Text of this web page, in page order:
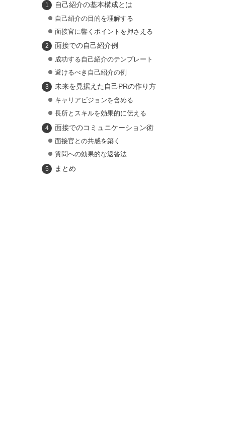
自己紹介の基本構成とは
自己紹介の目的を理解する
面接官に響くポイントを押さえる
面接での自己紹介例
成功する自己紹介のテンプレート
避けるべき自己紹介の例
未来を見据えた自己PRの作り方
キャリアビジョンを含める
長所とスキルを効果的に伝える
面接でのコミュニケーション術
面接官との共感を築く
質問への効果的な返答法
まとめ